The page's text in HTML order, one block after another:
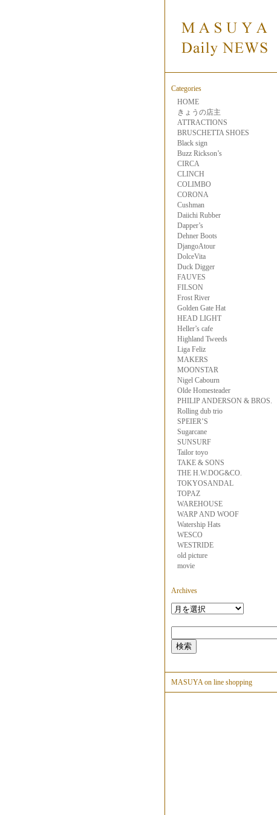
Categories
HOME
きょうの店主
ATTRACTIONS
BRUSCHETTA SHOES
Black sign
Buzz Rickson’s
CIRCA
CLINCH
COLIMBO
CORONA
Cushman
Daiichi Rubber
Dapper’s
Dehner Boots
DjangoAtour
DolceVita
Duck Digger
FAUVES
FILSON
Frost River
Golden Gate Hat
HEAD LIGHT
Heller’s cafe
Highland Tweeds
Liga Feliz
MAKERS
MOONSTAR
Nigel Cabourn
Olde Homesteader
PHILIP ANDERSON & BROS.
Rolling dub trio
SPEIER’S
Sugarcane
SUNSURF
Tailor toyo
TAKE & SONS
THE H.W.DOG&CO.
TOKYOSANDAL
TOPAZ
WAREHOUSE
WARP AND WOOF
Watership Hats
WESCO
WESTRIDE
old picture
movie
Archives
MASUYA on line shopping